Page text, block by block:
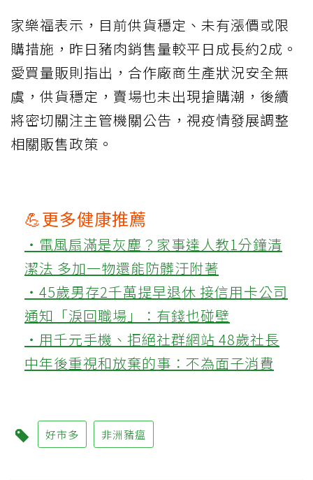
家樂福表示，目前供貨穩定、未有漲價或限
購措施，昨日豬肉銷售量較平日成長約2成。
愛買量販則指出，合作廠商生產狀況安全無
虞，供貨穩定，賣場也未出現搶購潮，後續
將密切關注主管機關公告，視疫情發展調整
相關販售政策。
💪更多健康推薦
‧電風扇滿是灰塵？家事達人教1分鐘清
潔法 多加一物還能防髒汙附著
‧45歲男存2千萬提早退休 接信用卡公司
通知「淚回職場」：有錢也碰壁
‧用千元手機、拒絕社群網站 48歲社長
中年後重視和放棄的事：不為面子消費
好市多 非洲豬瘟